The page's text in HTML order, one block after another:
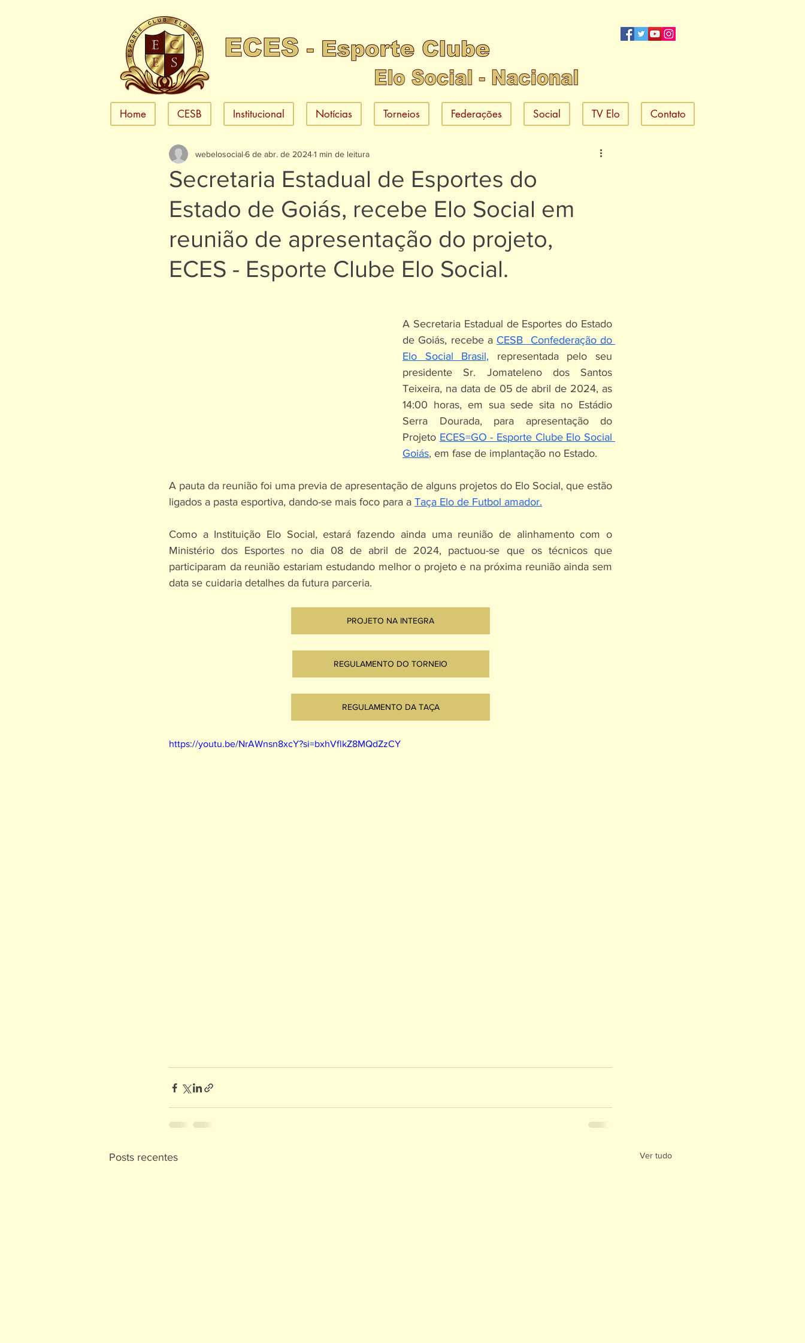
Home CESB Institucional Notícias Torneios Federações Social TV Elo Contato
Secretaria Estadual de Esportes do
Estado de Goiás, recebe Elo Social em
reunião de apresentação do projeto,
ECES - Esporte Clube Elo Social.
webelosocial 6 de abr. de 20241 min de leitura
A Secretaria Estadual de Esportes do Estado
de Goiás, recebe a CESB  Confederação do
Elo Social Brasil, representada pelo seu
presidente Sr. Jomateleno dos Santos
Teixeira, na data de 05 de abril de 2024, as
14:00 horas, em sua sede sita no Estádio
Serra Dourada, para apresentação do
Projeto ECES=GO - Esporte Clube Elo Social
Goiás, em fase de implantação no Estado.
A pauta da reunião foi uma previa de apresentação de alguns projetos do Elo Social, que estão
ligados a pasta esportiva, dando-se mais foco para a Taça Elo de Futbol amador.
Como a Instituição Elo Social, estará fazendo ainda uma reunião de alinhamento com o
Ministério dos Esportes no dia 08 de abril de 2024, pactuou-se que os técnicos que
participaram da reunião estariam estudando melhor o projeto e na próxima reunião ainda sem
data se cuidaria detalhes da futura parceria.
PROJETO NA INTEGRA
REGULAMENTO DO TORNEIO
REGULAMENTO DA TAÇA
https://youtu.be/NrAWnsn8xcY?si=bxhVflkZ8MQdZzCY
Posts recentes Ver tudo